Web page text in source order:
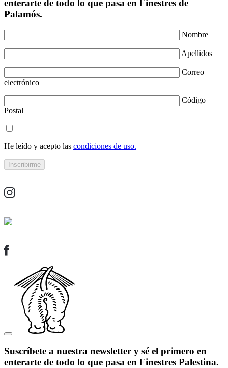
enterarte de todo lo que pasa en Finestres de
Palamós.
Nombre
Apellidos
Correo
electrónico
Código
Postal
He leído y acepto las condiciones de uso.
Suscríbete a nuestra newsletter y sé el primero en
enterarte de todo lo que pasa en Finestres Palestina.